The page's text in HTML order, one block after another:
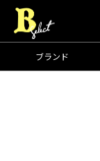
ブランド